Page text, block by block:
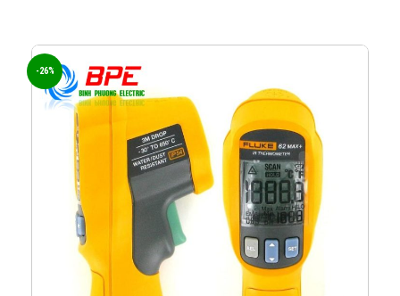
-26%